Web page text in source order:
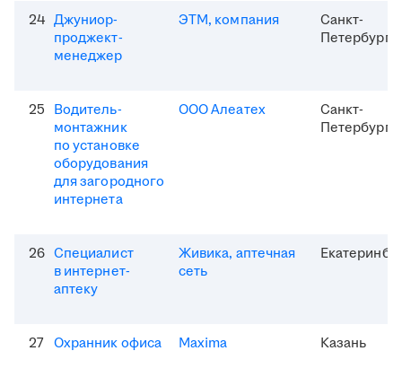
24 Джуниор-
проджект-
менеджер
ЭТМ, компания
Санкт-
Петербург
25 Водитель-
монтажник
по установке
оборудования
для загородного
интернета
ООО Алеатех
Санкт-
Петербург
26 Специалист
в интернет-
аптеку
Живика, аптечная
сеть
27 Охранник офиса Maxima Казань